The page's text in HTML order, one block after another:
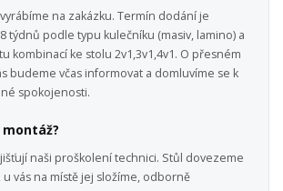
na zakázku. Termín dodání je
týdnů podle typu kulečníku (masiv, lamino) a
kombinací ke stolu 2v1,3v1,4v1. O přesném
budeme včas informovat a domluvíme se k
spokojenosti.
naši proškolení technici. Stůl dovezeme
vás na místě jej složíme, odborně